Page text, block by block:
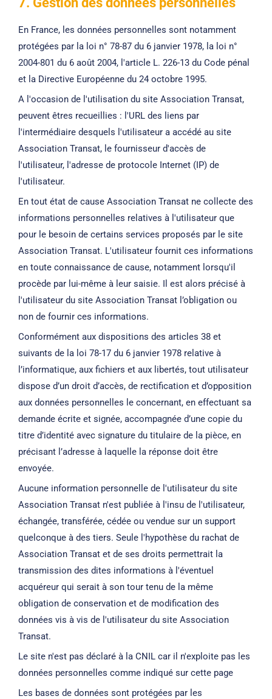
En France, les données personnelles sont notamment
protégées par la loi n° 78-87 du 6 janvier 1978, la loi n°
2004-801 du 6 août 2004, l'article L. 226-13 du Code pénal
et la Directive Européenne du 24 octobre 1995.
A l'occasion de l'utilisation du site Association Transat,
peuvent êtres recueillies : l'URL des liens par
l'intermédiaire desquels l'utilisateur a accédé au site
Association Transat, le fournisseur d'accès de
l'utilisateur, l'adresse de protocole Internet (IP) de
l'utilisateur.
En tout état de cause Association Transat ne collecte des
informations personnelles relatives à l'utilisateur que
pour le besoin de certains services proposés par le site
Association Transat. L'utilisateur fournit ces informations
en toute connaissance de cause, notamment lorsqu'il
procède par lui-même à leur saisie. Il est alors précisé à
l'utilisateur du site Association Transat l’obligation ou
non de fournir ces informations.
Conformément aux dispositions des articles 38 et
suivants de la loi 78-17 du 6 janvier 1978 relative à
l’informatique, aux fichiers et aux libertés, tout utilisateur
dispose d’un droit d’accès, de rectification et d’opposition
aux données personnelles le concernant, en effectuant sa
demande écrite et signée, accompagnée d’une copie du
titre d’identité avec signature du titulaire de la pièce, en
précisant l’adresse à laquelle la réponse doit être
envoyée.
Aucune information personnelle de l'utilisateur du site
Association Transat n'est publiée à l'insu de l'utilisateur,
échangée, transférée, cédée ou vendue sur un support
quelconque à des tiers. Seule l'hypothèse du rachat de
Association Transat et de ses droits permettrait la
transmission des dites informations à l'éventuel
acquéreur qui serait à son tour tenu de la même
obligation de conservation et de modification des
données vis à vis de l'utilisateur du site Association
Transat.
Le site n'est pas déclaré à la CNIL car il n'exploite pas les
données personnelles comme indiqué sur cette page
Les bases de données sont protégées par les